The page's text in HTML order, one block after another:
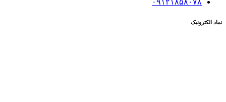
۰۹۱۲۱۸۵۸۰۷۸
نماد الکترونیک